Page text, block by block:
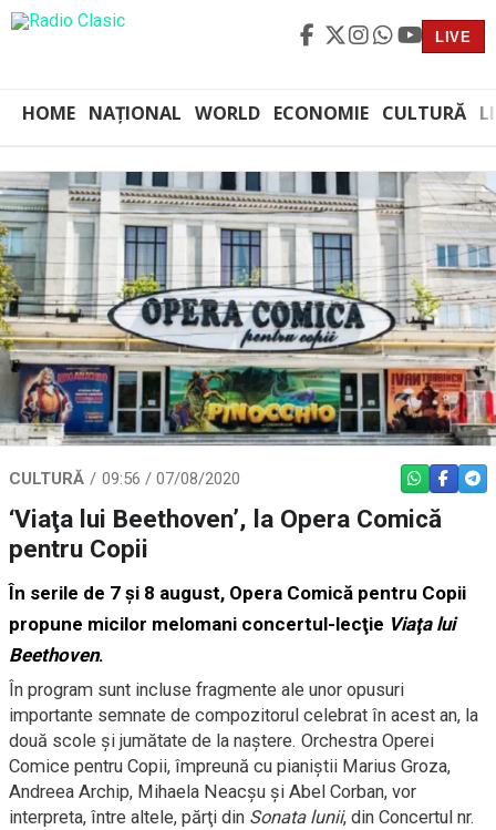
LIVE
HOME NAȚIONAL WORLD ECONOMIE CULTURĂ
CULTURĂ 09:56 / 07/08/2020 WHATSAPP
‘Viaţa lui Beethoven’, la Opera Comică
pentru Copii
În serile de 7 şi 8 august, Opera Comică pentru Copii
propune micilor melomani concertul-lecţie Viaţa lui
Beethoven.
În program sunt incluse fragmente ale unor opusuri
importante semnate de compozitorul celebrat în acest an, la
două scole şi jumătate de la naştere. Orchestra Operei
Comice pentru Copii, împreună cu pianiştii Marius Groza,
Andreea Archip, Mihaela Neacșu şi Abel Corban, vor
interpreta, între altele, părţi din Sonata lunii, din Concertul nr.